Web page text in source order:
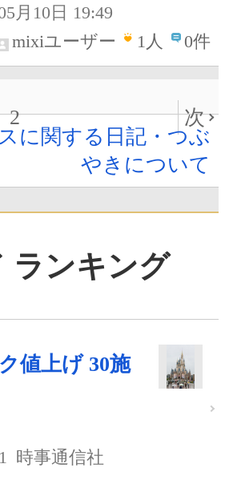
月10日 19:49
mixiユーザー
1人 0件
2
次
に関する日記・つぶ
やきについて
ランキング
値上げ 30施
時事通信社